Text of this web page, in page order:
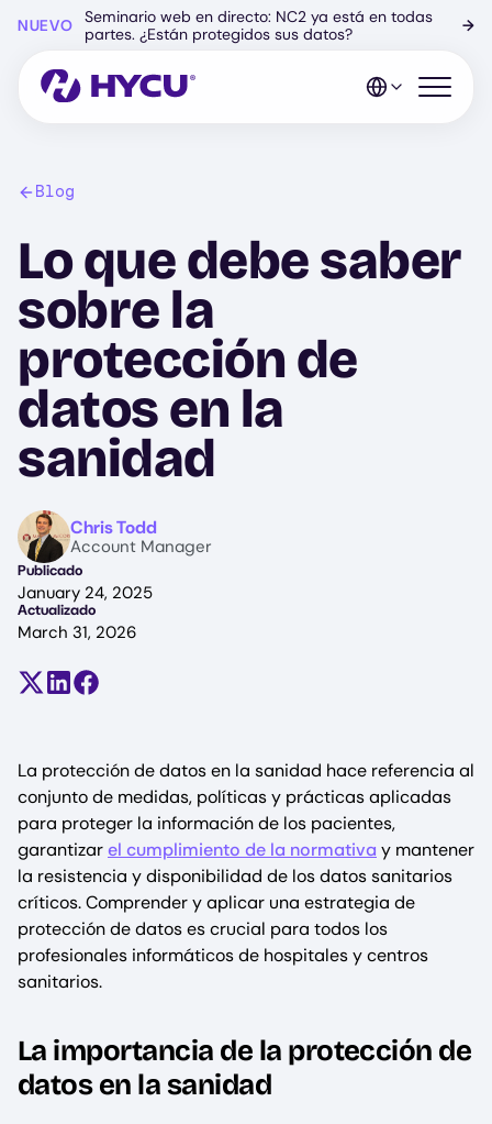
principal
NUEVO
Seminario web en directo: NC2 ya está en todas
partes. ¿Están protegidos sus datos?
→
Abrir el
Blog
Lo que debe saber
sobre la
protección de
datos en la
sanidad
ImageChris Todd
Account Manager
Publicado
January 24, 2025
Actualizado
March 31, 2026
Compartir en X (antes Twitter)
Compartir en LinkedIn
Compartir en Facebook
La protección de datos en la sanidad hace referencia al
conjunto de medidas, políticas y prácticas aplicadas
para proteger la información de los pacientes,
garantizarel cumplimiento de la normativa y mantener
la resistencia y disponibilidad de los datos sanitarios
críticos. Comprender y aplicar una estrategia de
protección de datos es crucial para todos los
profesionales informáticos de hospitales y centros
sanitarios.
La importancia de la protección de
datos en la sanidad